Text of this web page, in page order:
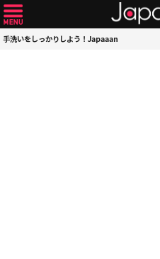
手洗いをしっかりしよう！Japaaan